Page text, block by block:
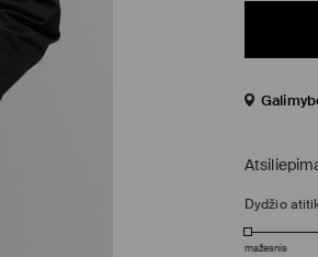
Dydžio
mažesnis